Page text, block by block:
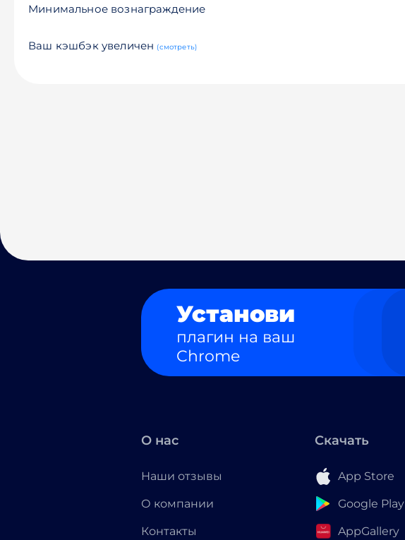
Минимальное вознаграждение
Ваш кэшбэк увеличен (смотреть)
Установи
плагин на ваш
Chrome
О нас
Наши отзывы
О компании
Контакты
Скачать
App Store
Google Play
AppGallery